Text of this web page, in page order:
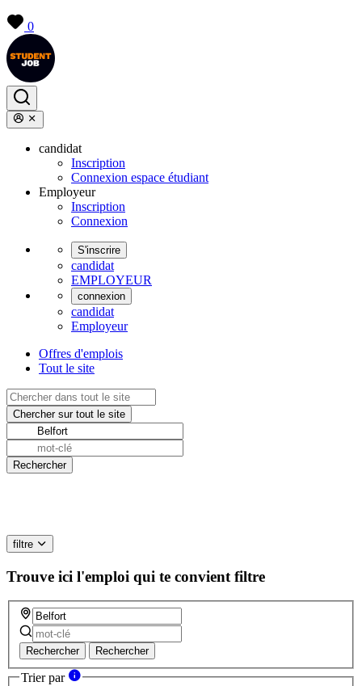
0
candidat
Inscription
Connexion espace étudiant
Employeur
Inscription
Connexion
S'inscrire
candidat
EMPLOYEUR
connexion
candidat
Employeur
Offres d'emplois
Tout le site
filtre
Trouve ici l'emploi qui te convient filtre
Rechercher Rechercher
Trier par